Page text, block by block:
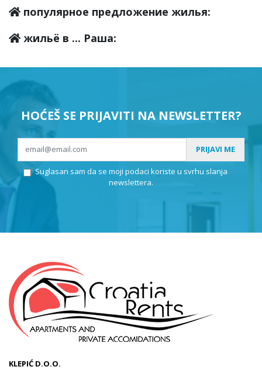
популярное предложение жилья:
жильё в ... Раша:
HOĆEŠ SE PRIJAVITI NA NEWSLETTER?
PRIJAVI ME
Suglasan sam da se moji podaci koriste u svrhu slanja
newslettera.
KLEPIĆ D.O.O.